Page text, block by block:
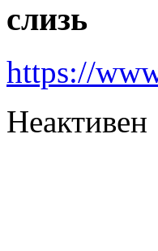
слизь
https://
Неактивен